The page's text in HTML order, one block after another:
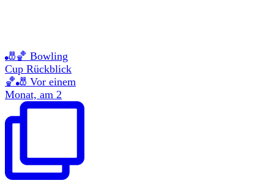
🎳🏀 Bowling
Cup Rückblick
🏀🎳 Vor einem
Monat, am 2